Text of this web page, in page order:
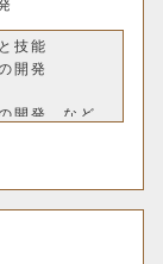
技能
開発
の開発 など